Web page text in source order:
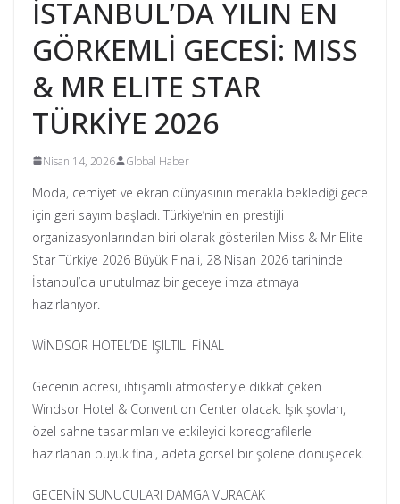
İSTANBUL’DA YILIN EN
GÖRKEMLİ GECESİ: MISS
& MR ELITE STAR
TÜRKİYE 2026
Nisan 14, 2026 Global Haber
Moda, cemiyet ve ekran dünyasının merakla beklediği gece
için geri sayım başladı. Türkiye’nin en prestijli
organizasyonlarından biri olarak gösterilen Miss & Mr Elite
Star Türkiye 2026 Büyük Finali, 28 Nisan 2026 tarihinde
İstanbul’da unutulmaz bir geceye imza atmaya
hazırlanıyor.
WİNDSOR HOTEL’DE IŞILTILI FİNAL
Gecenin adresi, ihtişamlı atmosferiyle dikkat çeken
Windsor Hotel & Convention Center olacak. Işık şovları,
özel sahne tasarımları ve etkileyici koreografilerle
hazırlanan büyük final, adeta görsel bir şölene dönüşecek.
GECENİN SUNUCULARI DAMGA VURACAK